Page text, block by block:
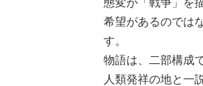
態変が「戦争」を
希望があるのでは
す。
物語は、二部構成
人類発祥の地と一